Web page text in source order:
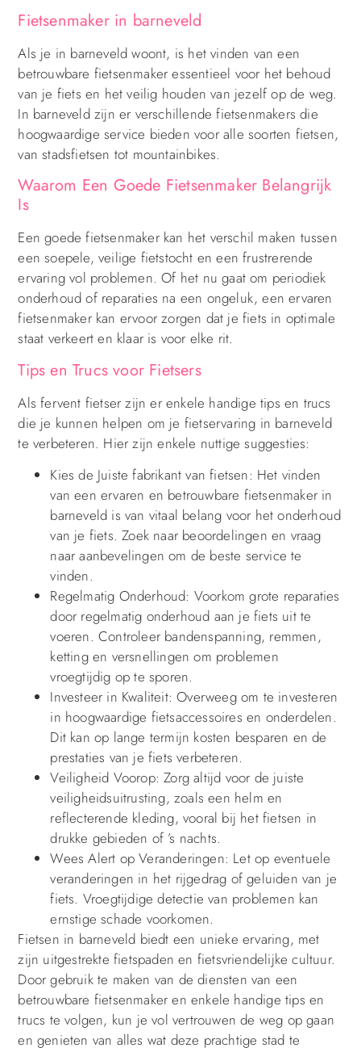
Fietsenmaker in barneveld
Als je in barneveld woont, is het vinden van een
betrouwbare fietsenmaker essentieel voor het behoud
van je fiets en het veilig houden van jezelf op de weg.
In barneveld zijn er verschillende fietsenmakers die
hoogwaardige service bieden voor alle soorten fietsen,
van stadsfietsen tot mountainbikes.
Waarom Een Goede Fietsenmaker Belangrijk
Is
Een goede fietsenmaker kan het verschil maken tussen
een soepele, veilige fietstocht en een frustrerende
ervaring vol problemen. Of het nu gaat om periodiek
onderhoud of reparaties na een ongeluk, een ervaren
fietsenmaker kan ervoor zorgen dat je fiets in optimale
staat verkeert en klaar is voor elke rit.
Tips en Trucs voor Fietsers
Als fervent fietser zijn er enkele handige tips en trucs
die je kunnen helpen om je fietservaring in barneveld
te verbeteren. Hier zijn enkele nuttige suggesties:
Kies de Juiste fabrikant van fietsen: Het vinden
van een ervaren en betrouwbare fietsenmaker in
barneveld is van vitaal belang voor het onderhoud
van je fiets. Zoek naar beoordelingen en vraag
naar aanbevelingen om de beste service te
vinden.
Regelmatig Onderhoud: Voorkom grote reparaties
door regelmatig onderhoud aan je fiets uit te
voeren. Controleer bandenspanning, remmen,
ketting en versnellingen om problemen
vroegtijdig op te sporen.
Investeer in Kwaliteit: Overweeg om te investeren
in hoogwaardige fietsaccessoires en onderdelen.
Dit kan op lange termijn kosten besparen en de
prestaties van je fiets verbeteren.
Veiligheid Voorop: Zorg altijd voor de juiste
veiligheidsuitrusting, zoals een helm en
reflecterende kleding, vooral bij het fietsen in
drukke gebieden of ’s nachts.
Wees Alert op Veranderingen: Let op eventuele
veranderingen in het rijgedrag of geluiden van je
fiets. Vroegtijdige detectie van problemen kan
ernstige schade voorkomen.
Fietsen in barneveld biedt een unieke ervaring, met
zijn uitgestrekte fietspaden en fietsvriendelijke cultuur.
Door gebruik te maken van de diensten van een
betrouwbare fietsenmaker en enkele handige tips en
trucs te volgen, kun je vol vertrouwen de weg op gaan
en genieten van alles wat deze prachtige stad te